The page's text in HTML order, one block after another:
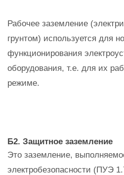
Рабочее заземление
грунтом) используется для
функционирования
оборудования, т.е. для их
режиме.
Б2. Защитное заземление
Это заземление,
электробезопасности (ПУЭ